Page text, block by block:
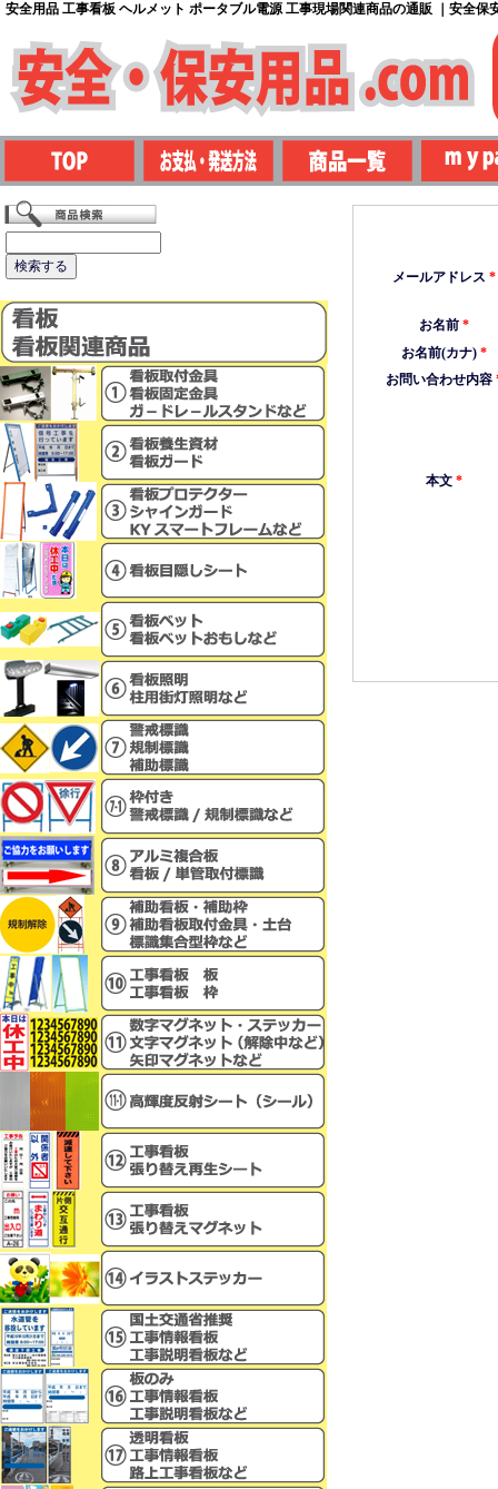
安全用品 工事看板 ヘルメット ポータブル電源 工事現場関連商品の通販 ｜安全保
メールアドレス *
お名前*
お名前(カナ)*
お問い合わせ内容
本文*